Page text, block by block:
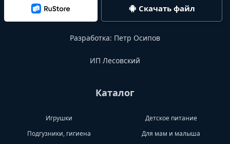
Скачать файл
Разработка: Петр Осипов
ИП Лесовский
Каталог
Игрушки
Детское питание
Подгузники, гигиена
Для мам и малыша